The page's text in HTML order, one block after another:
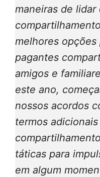
maneiras de lidar
melhores opções
pagantes
amigos e
este ano,
nossos acordos
termos
táticas para
em algum